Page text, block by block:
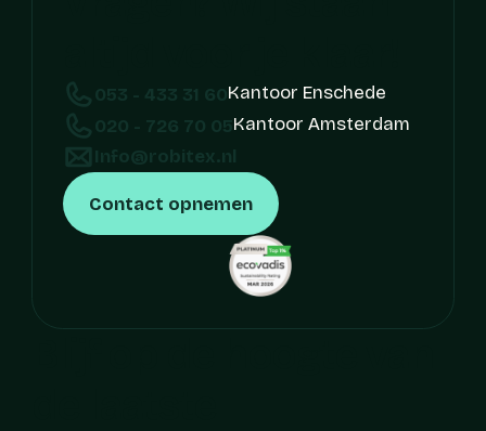
053 - 433 31 60Kantoor Enschede
020 - 726 70 05 Kantoor Amsterdam
Info@robitex.nl
Contact opnemen